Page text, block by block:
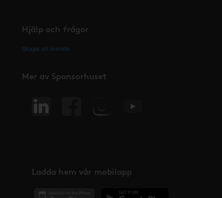
Hjälp och frågor
Skapa ett ärende
Mer av Sponsorhuset
Ladda hem vår mobilapp